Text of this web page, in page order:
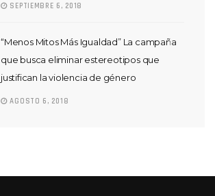
SEPTIEMBRE 6, 2018
“Menos Mitos Más Igualdad” La campaña
que busca eliminar estereotipos que
justifican la violencia de género
AGOSTO 6, 2018